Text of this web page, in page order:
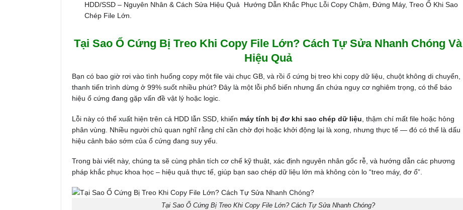
HDD/SSD – Nguyên Nhân & Cách Sửa Hiệu Quả Hướng Dẫn Khắc Phục Lỗi Copy Chậm, Đứng Máy, Treo Ổ Khi Sao
Chép File Lớn.
Tại Sao Ổ Cứng Bị Treo Khi Copy File Lớn? Cách Tự Sửa Nhanh Chóng Và
Hiệu Quả
Bạn có bao giờ rơi vào tình huống copy một file vài chục GB, và rồi ổ cứng bị treo khi copy dữ liệu, chuột không di chuyển,
thanh tiến trình dừng ở 99% suốt nhiều phút? Đây là một lỗi phổ biến nhưng ẩn chứa nguy cơ nghiêm trọng, có thể báo
hiệu ổ cứng đang gặp vấn đề vật lý hoặc logic.
Lỗi này có thể xuất hiện trên cả HDD lẫn SSD, khiến máy tính bị đơ khi sao chép dữ liệu , thậm chí mất file hoặc hỏng
phân vùng. Nhiều người chủ quan nghĩ rằng chỉ cần chờ đợi hoặc khởi động lại là xong, nhưng thực tế — đó có thể là dấu
hiệu cảnh báo sớm của ổ cứng đang suy yếu.
Trong bài viết này, chúng ta sẽ cùng phân tích cơ chế kỹ thuật, xác định nguyên nhân gốc rễ, và hướng dẫn các phương
pháp khắc phục khoa học – hiệu quả thực tế, giúp bạn sao chép dữ liệu lớn mà không còn lo “treo máy, đơ ổ”.
Tại Sao Ổ Cứng Bị Treo Khi Copy File Lớn? Cách Tự Sửa Nhanh Chóng?